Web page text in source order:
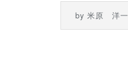
by 米原 洋一